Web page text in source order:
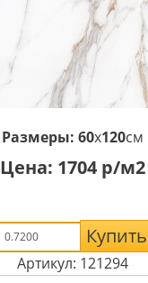
Размеры: 60x120см
Цена: 1704 р/м2
Купить
Артикул: 121294